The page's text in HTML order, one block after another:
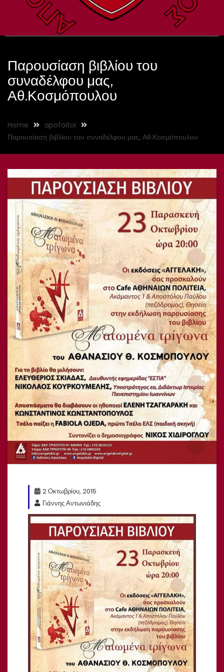
Παρουσίαση βιβλίου του
συναδέλφου μας,
Αθ.Κοσμόπουλου
Home
apofoitoi
Παρουσίαση βιβλίου του συναδέλφου μας, Αθ.Κοσμόπουλου
2 Οκτωβρίου, 2015
Γιάννης Αντωνιάδης